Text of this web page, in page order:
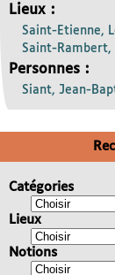
Lieux :
Saint-Etienne,
Saint-Rambert,
Personnes :
Siant, Jean-
Catégories
Lieux
Notions